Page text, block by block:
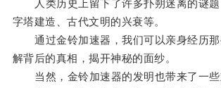
人类历史上留下了许多扑朔迷离的谜题
字塔建造、古代文明的兴衰等。
通过金铃加速器，我们可以亲身经历那
解背后的真相，揭开神秘的面纱。
当然，金铃加速器的发明也带来了一些